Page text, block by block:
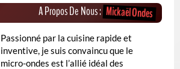
A Propos De Nous :Mickaël Ondes
Passionné par la cuisine rapide et
inventive, je suis convaincu que le
micro-ondes est l’allié idéal des